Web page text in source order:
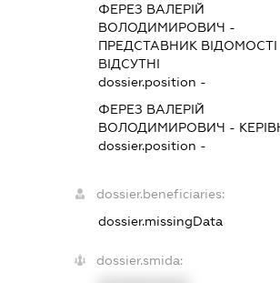
ФЕРЕЗ ВАЛЕРІЙ
ВОЛОДИМИРОВИЧ -
ПРЕДСТАВНИК ВІДОМОСТІ
ВІДСУТНІ
dossier.position -
ФЕРЕЗ ВАЛЕРІЙ
ВОЛОДИМИРОВИЧ -
dossier.position -
dossier.beneficiaries:
dossier.missingData
dossier.smida: